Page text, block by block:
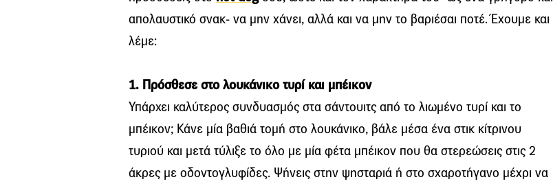
απολαυστικό σνακ- να μην χάνει, αλλά και να μην το βαριέσαι ποτέ. Έχουμε και
λέμε:
1. Πρόσθεσε στο λουκάνικο τυρί και μπέικον
Υπάρχει καλύτερος συνδυασμός στα σάντουιτς από το λιωμένο τυρί και το
μπέικον; Κάνε μία βαθιά τομή στο λουκάνικο, βάλε μέσα ένα στικ κίτρινου
τυριού και μετά τύλιξε το όλο με μία φέτα μπέικον που θα στερεώσεις στις 2
άκρες με οδοντογλυφίδες. Ψήνεις στην ψησταριά ή στο σχαροτήγανο μέχρι να